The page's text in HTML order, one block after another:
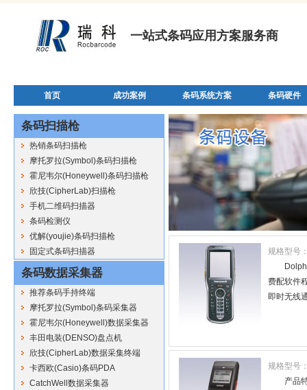
一站式条码应用方案服务商
首页 成功案例 条码系统方案 条码硬件
条码扫描枪
热销条码扫描枪
摩托罗拉(Symbol)条码扫描枪
霍尼韦尔(Honeywell)条码扫描枪
欣技(CipherLab)扫描枪
手机二维码扫描器
条码检测仪
优解(youjie)条码扫描枪
固定式条码扫描器
条码数据采集器
推荐条码手持终端
摩托罗拉(Symbol)条码采集器
霍尼韦尔(Honeywell)数据采集器
丰田电装(DENSO)盘点机
欣技(CipherLab)数据采集终端
卡西欧(Casio)条码PDA
CatchWell数据采集器
规格型号
费配软件
即时无线
规格型号
产品